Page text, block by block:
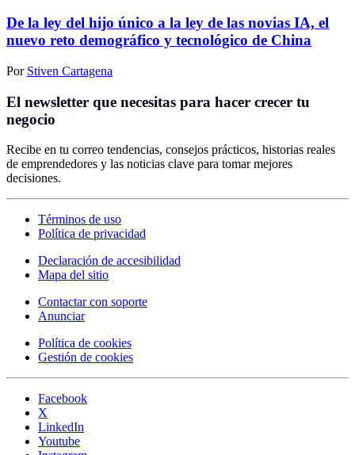
De la ley del hijo único a la ley de las novias IA, el
nuevo reto demográfico y tecnológico de China
Por Stiven Cartagena
El newsletter que necesitas para hacer crecer tu
negocio
Recibe en tu correo tendencias, consejos prácticos, historias reales
de emprendedores y las noticias clave para tomar mejores
decisiones.
Términos de uso
Política de privacidad
Declaración de accesibilidad
Mapa del sitio
Contactar con soporte
Anunciar
Política de cookies
Gestión de cookies
Facebook
X
LinkedIn
Youtube